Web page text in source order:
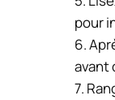
pour
6.
avant
7.